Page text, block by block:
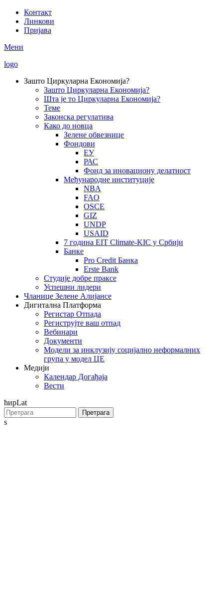
Skip
main
Secondary
Menu
Контакт
Линкови
Пријава
Мени
logo
navigation
Зашто Циркуларна Економија?
Зашто Циркуларна Економија?
Шта је то Циркуларна Економија?
Теме
Законска регулатива
Како до новца
Зелене обвезнице
Фондови
ЕУ
РАС
Фонд за иновациону делатност
Међународне институције
NBA
FAO
OSCE
GIZ
UNDP
USAID
7 година EIT Climate-KIC у Србији
Банке
Pro Credit Банка
Erste Bank
Студије добре праксе
Успешни лидери
Чланице Зелене Алијансе
Дигитална Платформа
Регистар Отпада
Региструјте ваш отпад
Вебинари
Документи
Модели за инклузију социјално неформалних
група у модел ЦЕ
Медији
Календар Догађаја
Вести
ћирLat
Претрага
s